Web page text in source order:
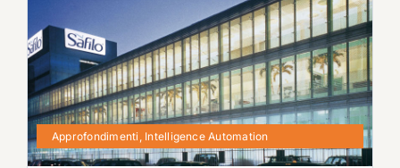
Approfondimenti Intelligence Automation